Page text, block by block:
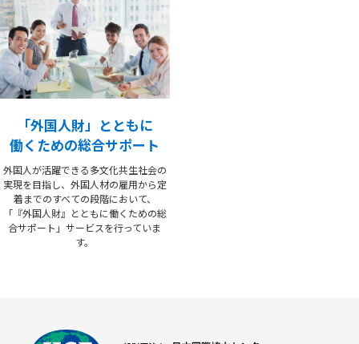
「外国人財」とともに
働くための総合サポート
外国人が活躍できる多文化共生社会の
実現を目指し、外国人材の雇用から定
着までのすべての段階において、
「『外国人財』とともに働くための総
合サポート」サービスを行っていま
す。